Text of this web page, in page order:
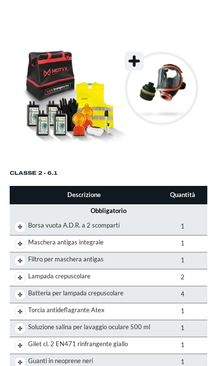
CLASSE 2 - 6.1
Descrizione Quantità
Obbligatorio
Borsa vuota A.D.R. a 2 scomparti
1
Maschera antigas integrale 1
Filtro per maschera antigas 1
Lampada crepuscolare 2
Batteria per lampada crepuscolare 4
Torcia antideflagrante Atex 1
Soluzione salina per lavaggio oculare 500 ml 1
Gilet cl. 2 EN471 rinfrangente giallo 1
Guanti in neoprene neri 1